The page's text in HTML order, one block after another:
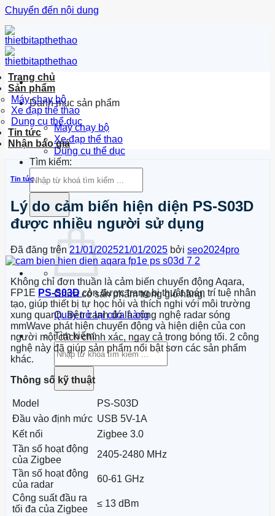
Chuyển đến nội dung
Danh mục sản phẩm
Máy chạy bộ
Xe đạp thể thao
Dụng cụ thể dục
Tìm kiếm:
Chưa có sản phẩm trong giỏ hàng.
Quay trở lại cửa hàng
Tìm kiếm:
Trang chủ
Sản phẩm
Máy chạy bộ
Xe đạp thể thao
Dung cụ thể dục
Tin tức
Nhận báo giá
Tin tức
Lý do cảm biến hiện diện PS-S03D
được nhiều người sử dụng
Đã đăng trên 21/01/202521/01/2025 bởi seo2024pro
Không chỉ đơn thuần là cảm biến chuyển động Aqara,
FP1E PS-S03D còn được trang bị thuật toán trí tuệ nhân
tạo, giúp thiết bị tự học hỏi và thích nghi với môi trường
xung quanh. Bên cạnh đó là công nghệ radar sóng
mmWave phát hiện chuyển động và hiện diện của con
người một cách chính xác, ngay cả trong bóng tối. 2 công
nghệ này đã giúp sản phẩm nổi bật sơn các sản phẩm
khác.
Thông số kỹ thuật
Model
PS-S03D
Đầu vào định mức USB 5V-1A
Kết nối
Zigbee 3.0
Tần số hoạt động
của Zigbee
2405-2480 MHz
Tần số hoạt động
của radar
60-61 GHz
Công suất đầu ra
tối đa của Zigbee
≤ 13 dBm